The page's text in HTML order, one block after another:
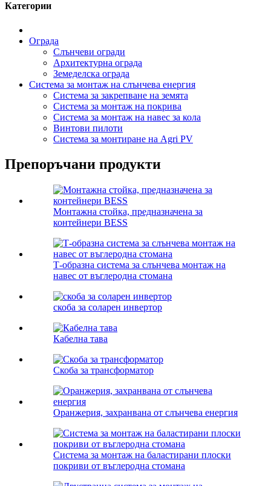
Категории
Ограда
Слънчеви огради
Архитектурна ограда
Земеделска ограда
Система за монтаж на слънчева енергия
Система за закрепване на земята
Система за монтаж на покрива
Система за монтаж на навес за кола
Винтови пилоти
Система за монтиране на Agri PV
Препоръчани продукти
Монтажна стойка, предназначена за
контейнери BESS
Т-образна система за слънчева монтаж на
навес от въглеродна стомана
скоба за соларен инвертор
Кабелна тава
Скоба за трансформатор
Оранжерия, захранвана от слънчева енергия
Система за монтаж на баластирани плоски
покриви от въглеродна стомана